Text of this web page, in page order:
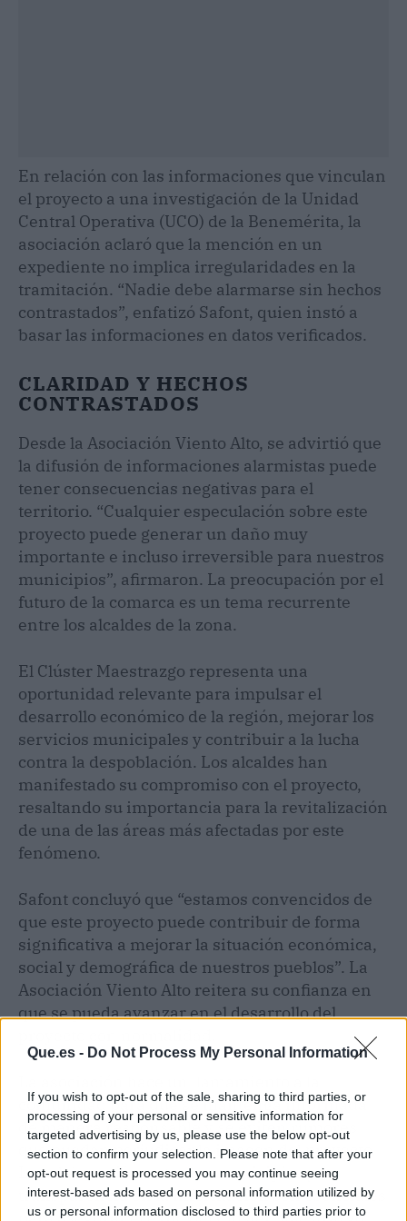
Que.es - Do Not Process My Personal Information
If you wish to opt-out of the sale, sharing to third parties, or
processing of your personal or sensitive information for
targeted advertising by us, please use the below opt-out
section to confirm your selection. Please note that after your
opt-out request is processed you may continue seeing
interest-based ads based on personal information utilized by
us or personal information disclosed to third parties prior to
En relación con las informaciones que vinculan
el proyecto a una investigación de la Unidad
Central Operativa (UCO) de la Benemérita, la
asociación aclaró que la mención en un
expediente no implica irregularidades en la
tramitación. “Nadie debe alarmarse sin hechos
contrastados”, enfatizó Safont, quien instó a
basar las informaciones en datos verificados.
CLARIDAD Y HECHOS
CONTRASTADOS
Desde la Asociación Viento Alto, se advirtió que
la difusión de informaciones alarmistas puede
tener consecuencias negativas para el
territorio. “Cualquier especulación sobre este
proyecto puede generar un daño muy
importante e incluso irreversible para nuestros
municipios”, afirmaron. La preocupación por el
futuro de la comarca es un tema recurrente
entre los alcaldes de la zona.
El Clúster Maestrazgo representa una
oportunidad relevante para impulsar el
desarrollo económico de la región, mejorar los
servicios municipales y contribuir a la lucha
contra la despoblación. Los alcaldes han
manifestado su compromiso con el proyecto,
resaltando su importancia para la revitalización
de una de las áreas más afectadas por este
fenómeno.
Safont concluyó que “estamos convencidos de
que este proyecto puede contribuir de forma
significativa a mejorar la situación económica,
social y demográfica de nuestros pueblos”. La
Asociación Viento Alto reitera su confianza en
que se pueda avanzar en el desarrollo del
comunidad para que se mantenga informada
de manera responsable y se eviten rumores
que puedan perjudicar la imagen del proyecto.
La colaboración entre los municipios y la
transparencia en la información son esenciales